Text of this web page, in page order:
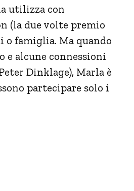
utilizza con
(la due volte premio
o famiglia. Ma quando
e alcune connessioni
Dinklage), Marla è
partecipare solo i